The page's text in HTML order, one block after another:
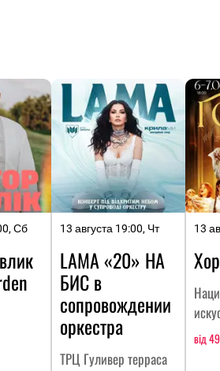
Сб 13 августа 19:00, Чт
LAMA «20» НА
БИC в
сопровождении
оркестра
ТРЦ Гуливер терраса
13
від